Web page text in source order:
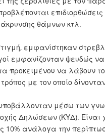
θάμνων κτλ.
εμφανίστηκαν
εμφανίζονταν ψευδώς
προκειμένου να λάβουν
με τον οποίο
υποβάλλονταν μέσω των
Δηλώσεων (ΚΥΔ). Είναι
10% ανάλογα την